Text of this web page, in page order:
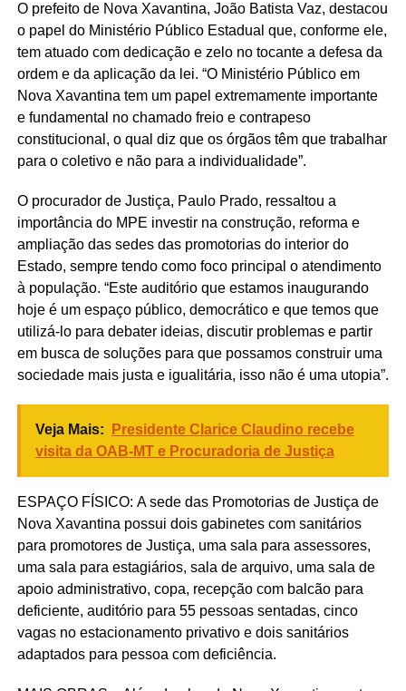
O prefeito de Nova Xavantina, João Batista Vaz, destacou
o papel do Ministério Público Estadual que, conforme ele,
tem atuado com dedicação e zelo no tocante a defesa da
ordem e da aplicação da lei. “O Ministério Público em
Nova Xavantina tem um papel extremamente importante
e fundamental no chamado freio e contrapeso
constitucional, o qual diz que os órgãos têm que trabalhar
para o coletivo e não para a individualidade”.
O procurador de Justiça, Paulo Prado, ressaltou a
importância do MPE investir na construção, reforma e
ampliação das sedes das promotorias do interior do
Estado, sempre tendo como foco principal o atendimento
à população. “Este auditório que estamos inaugurando
hoje é um espaço público, democrático e que temos que
utilizá-lo para debater ideias, discutir problemas e partir
em busca de soluções para que possamos construir uma
sociedade mais justa e igualitária, isso não é uma utopia”.
Veja Mais:
Presidente Clarice Claudino recebe
visita da OAB-MT e Procuradoria de Justiça
ESPAÇO FÍSICO: A sede das Promotorias de Justiça de
Nova Xavantina possui dois gabinetes com sanitários
para promotores de Justiça, uma sala para assessores,
uma sala para estagiários, sala de arquivo, uma sala de
apoio administrativo, copa, recepção com balcão para
deficiente, auditório para 55 pessoas sentadas, cinco
vagas no estacionamento privativo e dois sanitários
adaptados para pessoa com deficiência.